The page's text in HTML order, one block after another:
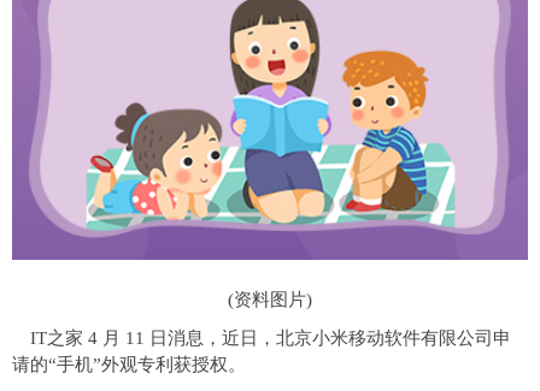
(资料图片)
IT之家 4 月 11 日消息，近日，北京小米移动软件有限公司申
请的“手机”外观专利获授权。